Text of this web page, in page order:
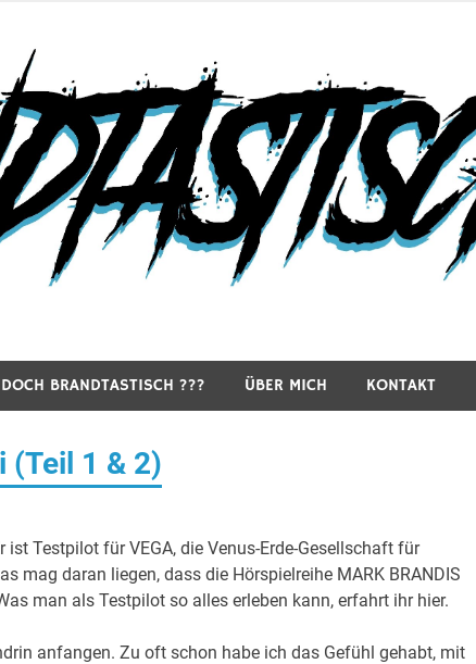
BRANDTASTISCH ??? ÜBER MICH KONTAKT
(Teil 1 & 2)
Testpilot für VEGA, die Venus-Erde-Gesellschaft für
mag daran liegen, dass die Hörspielreihe MARK BRANDIS
man als Testpilot so alles erleben kann, erfahrt ihr hier.
anfangen. Zu oft schon habe ich das Gefühl gehabt, mit